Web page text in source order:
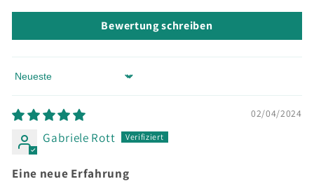
Bewertung schreiben
Sort by
02/04/2024
Gabriele Rott
Eine neue Erfahrung